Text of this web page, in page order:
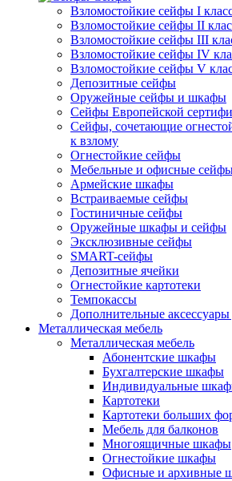
Взломостойкие сейфы I
Взломостойкие сейфы II
Взломостойкие сейфы III
Взломостойкие сейфы IV
Взломостойкие сейфы V
Депозитные сейфы
Оружейные сейфы и шкафы
Сейфы Европейской
Сейфы, сочетающие
к взлому
Огнестойкие сейфы
Мебельные и офисные
Армейские шкафы
Встраиваемые сейфы
Гостиничные сейфы
Оружейные шкафы и сейфы
Эксклюзивные сейфы
SMART-сейфы
Депозитные ячейки
Огнестойкие картотеки
Темпокассы
Дополнительные
Металлическая мебель
Металлическая мебель
Абонентские шкафы
Бухгалтерские шкафы
Индивидуальные
Картотеки
Картотеки больших
Мебель для балконов
Многоящичные шкафы
Огнестойкие шкафы
Офисные и архивные